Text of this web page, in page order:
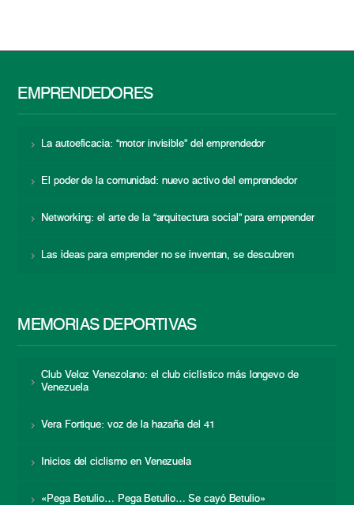
EMPRENDEDORES
La autoeficacia: “motor invisible” del emprendedor
El poder de la comunidad: nuevo activo del emprendedor
Networking: el arte de la “arquitectura social” para emprender
Las ideas para emprender no se inventan, se descubren
MEMORIAS DEPORTIVAS
Club Veloz Venezolano: el club ciclístico más longevo de
Venezuela
Vera Fortique: voz de la hazaña del 41
Inicios del ciclismo en Venezuela
«Pega Betulio… Pega Betulio… Se cayó Betulio»